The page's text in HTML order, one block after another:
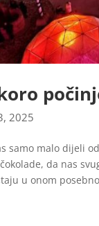
2025
samo malo dijeli
da nas
u onom